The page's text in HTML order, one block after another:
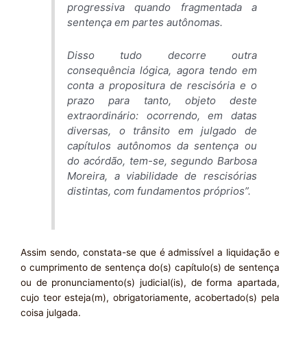
progressiva quando fragmentada a
sentença em partes autônomas.
Disso tudo decorre outra
consequência lógica, agora tendo em
conta a propositura de rescisória e o
prazo para tanto, objeto deste
extraordinário: ocorrendo, em datas
diversas, o trânsito em julgado de
capítulos autônomos da sentença ou
do acórdão, tem-se, segundo Barbosa
Moreira, a viabilidade de rescisórias
distintas, com fundamentos próprios”.
Assim sendo, constata-se que é admissível a liquidação e
o cumprimento de sentença do(s) capítulo(s) de sentença
ou de pronunciamento(s) judicial(is), de forma apartada,
cujo teor esteja(m), obrigatoriamente, acobertado(s) pela
coisa julgada.